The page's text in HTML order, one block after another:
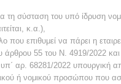
τη σύσταση του υπό ίδρυση
κ.α.),
που επιθυμεί να πάρει η
άρθρου 55 του Ν. 4919/2022
αρ. 68281/2022 υπουργική
ή νομικού προσώπου που